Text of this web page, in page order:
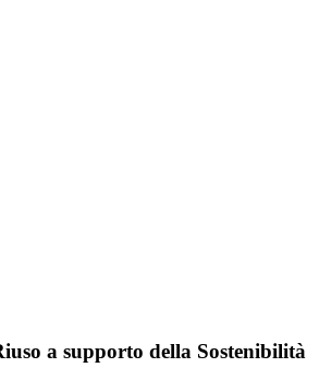
a supporto della Sostenibilità